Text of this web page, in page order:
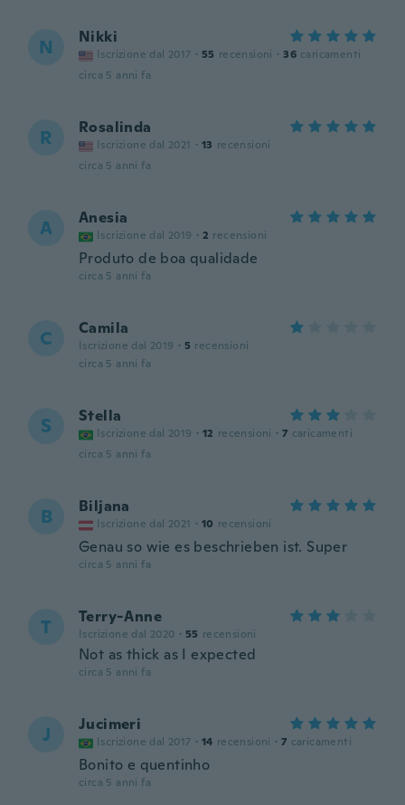
N Nikki
Iscrizione dal 2017 · 55 recensioni · 36 caricamenti
circa 5 anni fa
R Rosalinda
Iscrizione dal 2021 · 13 recensioni
circa 5 anni fa
A Anesia
Iscrizione dal 2019 · 2 recensioni
Produto de boa qualidade
circa 5 anni fa
C Camila
Iscrizione dal 2019 · 5 recensioni
circa 5 anni fa
S Stella
Iscrizione dal 2019 · 12 recensioni · 7 caricamenti
circa 5 anni fa
B Biljana
Iscrizione dal 2021 · 10 recensioni
Genau so wie es beschrieben ist. Super
circa 5 anni fa
T Terry-Anne
Iscrizione dal 2020 · 55 recensioni
Not as thick as I expected
circa 5 anni fa
J Jucimeri
Iscrizione dal 2017 · 14 recensioni · 7 caricamenti
Bonito e quentinho
circa 5 anni fa